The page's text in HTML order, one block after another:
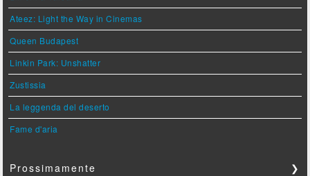
Ateez: Light the Way in Cinemas
Queen Budapest
Linkin Park: Unshatter
Zustissia
La leggenda del deserto
Fame d'aria
Prossimamente ❯